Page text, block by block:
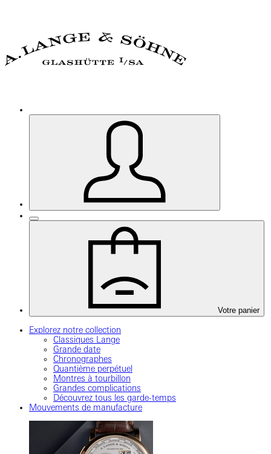
Votre panier
Explorez notre collection
Classiques Lange
Grande date
Chronographes
Quantième perpétuel
Montres à tourbillon
Grandes complications
Découvrez tous les garde-temps
Mouvements de manufacture